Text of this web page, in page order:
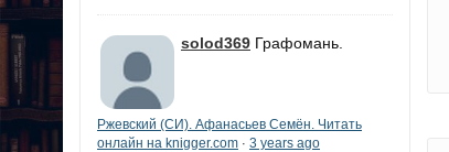
solod369 Графомань.
Ржевский (СИ). Афанасьев Семён. Читать
онлайн на knigger.com · 3 years ago